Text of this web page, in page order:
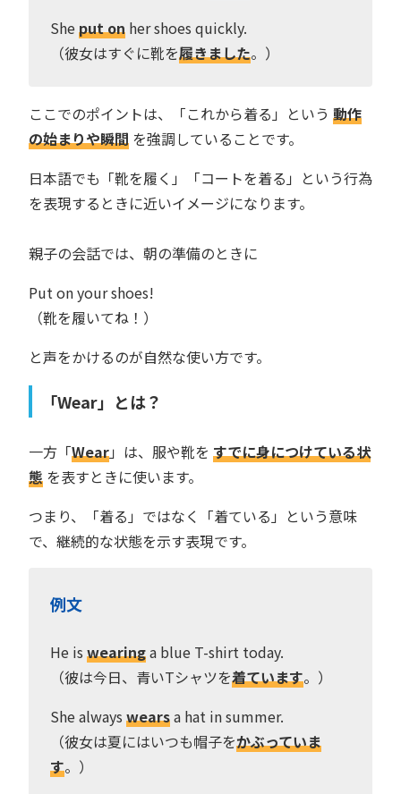
Sheput on her shoes quickly.
（彼女はすぐに靴を履きました。）
ここでのポイントは、「これから着る」という 動作
の始まりや瞬間 を強調していることです。
日本語でも「靴を履く」「コートを着る」という行為
を表現するときに近いイメージになります。
親子の会話では、朝の準備のときに
Put on your shoes!
（靴を履いてね！）
と声をかけるのが自然な使い方です。
「Wear」とは？
一方「Wear」は、服や靴を すでに身につけている状
態 を表すときに使います。
つまり、「着る」ではなく「着ている」という意味
で、継続的な状態を示す表現です。
例文
He is wearinga blue T-shirt today.
（彼は今日、青いTシャツを着ています。）
She always wearsa hat in summer.
（彼女は夏にはいつも帽子をかぶっていま
す。）